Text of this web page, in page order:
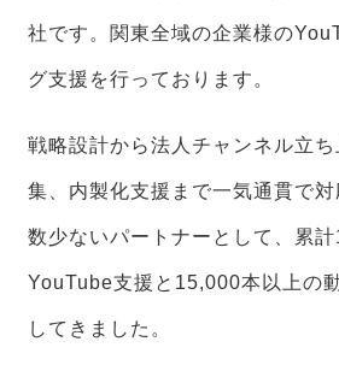
社です。関東全域の企業様の
グ支援を行っております。
戦略設計から法人チャンネル立
集、内製化支援まで一気通貫で
数少ないパートナーとして、累
YouTube支援と15,000本以上の
してきました。